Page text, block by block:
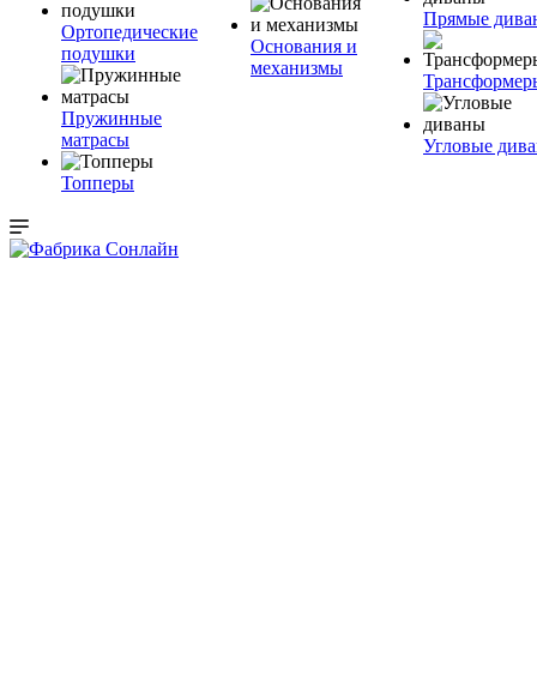
Ортопедические
подушки
Пружинные
матрасы
Топперы
Основания и
механизмы
Прямые
Угловые